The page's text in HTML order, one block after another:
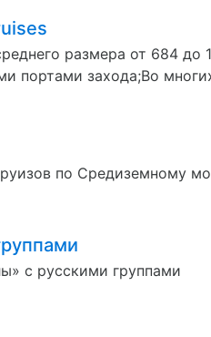
размера от 684
захода;Во
по Средиземному
с русскими группами